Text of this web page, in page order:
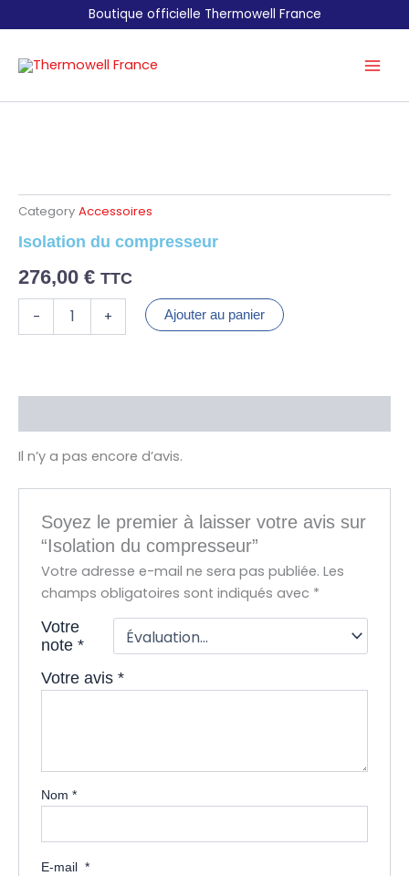
au
contenu
Boutique officielle Thermowell France
Category Accessoires
Isolation du compresseur
276,00 € TTC
- + Ajouter au panier
Il n’y a pas encore d’avis.
Soyez le premier à laisser votre avis sur
“Isolation du compresseur”
Votre adresse e-mail ne sera pas publiée. Les
champs obligatoires sont indiqués avec *
Votre
note*
Votre avis*
Nom*
E-mail*